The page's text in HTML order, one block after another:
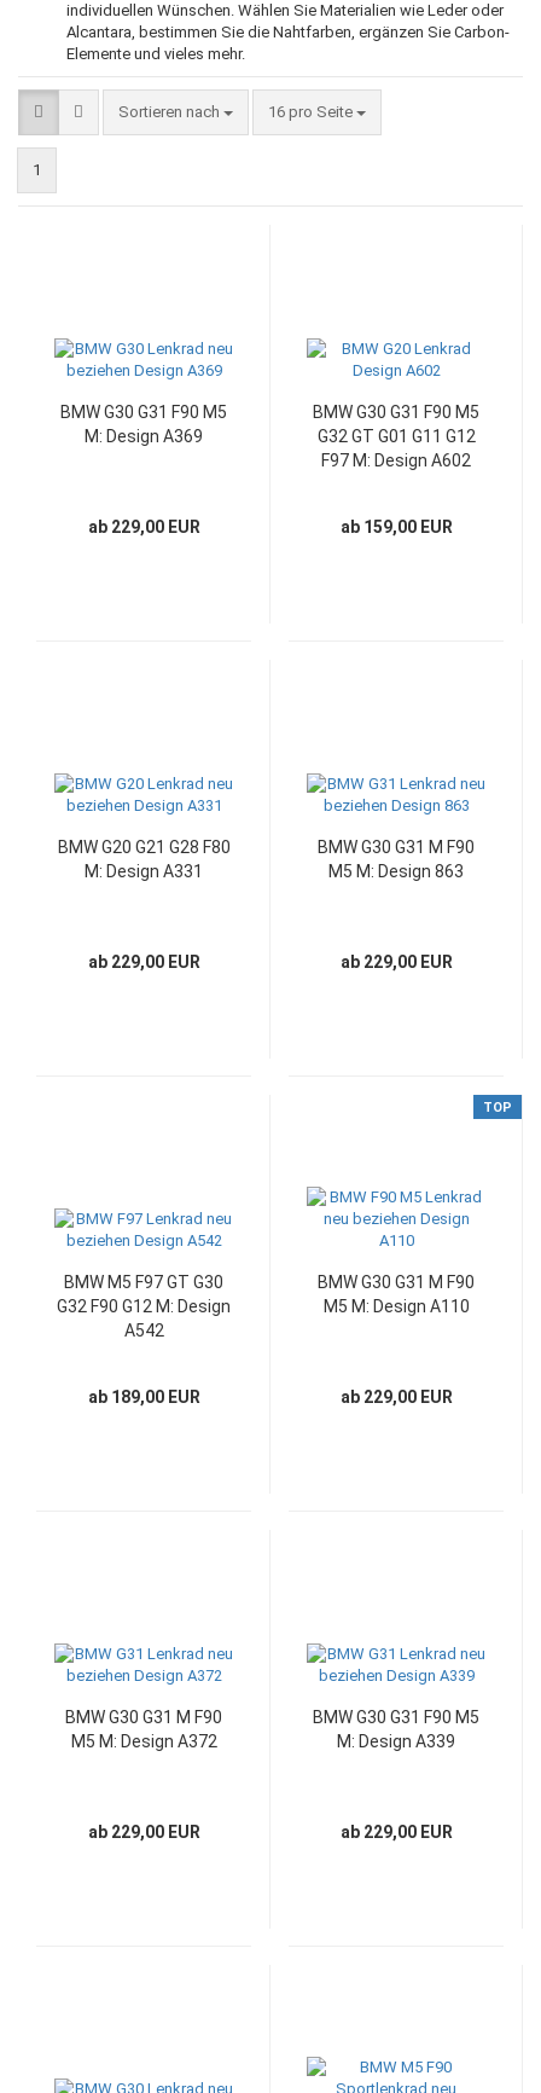
individuellen Wünschen. Wählen Sie Materialien wie Leder oder
Alcantara, bestimmen Sie die Nahtfarben, ergänzen Sie Carbon-
Elemente und vieles mehr.
Sortieren nach
Sortieren nach 16 pro Seite
pro Seite
1
BMW G30 G31 F90 M5
M: Design A369
ab 229,00 EUR
BMW G30 G31 F90 M5
G32 GT G01 G11 G12
F97 M: Design A602
ab 159,00 EUR
BMW G20 G21 G28 F80
M: Design A331
ab 229,00 EUR
BMW G30 G31 M F90
M5 M: Design 863
ab 229,00 EUR
BMW M5 F97 GT G30
G32 F90 G12 M: Design
A542
ab 189,00 EUR
TOP
BMW G30 G31 M F90
M5 M: Design A110
ab 229,00 EUR
BMW G30 G31 M F90
M5 M: Design A372
ab 229,00 EUR
BMW G30 G31 F90 M5
M: Design A339
ab 229,00 EUR